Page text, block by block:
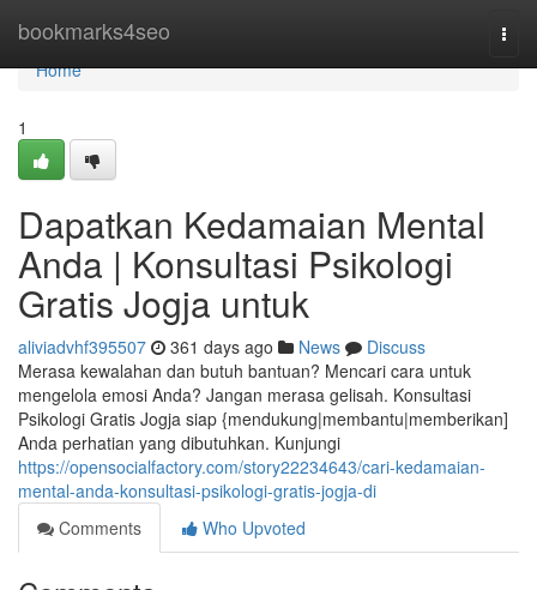
bookmarks4seo
Home
Home
1
Dapatkan Kedamaian Mental
Anda | Konsultasi Psikologi
Gratis Jogja untuk
aliviadvhf395507 361 days ago News
Discuss
Merasa kewalahan dan butuh bantuan? Mencari cara untuk
mengelola emosi Anda? Jangan merasa gelisah. Konsultasi
Psikologi Gratis Jogja siap {mendukung|membantu|memberikan]
Anda perhatian yang dibutuhkan. Kunjungi
https://opensocialfactory.com/story22234643/cari-kedamaian-
mental-anda-konsultasi-psikologi-gratis-jogja-di
Comments
Who Upvoted